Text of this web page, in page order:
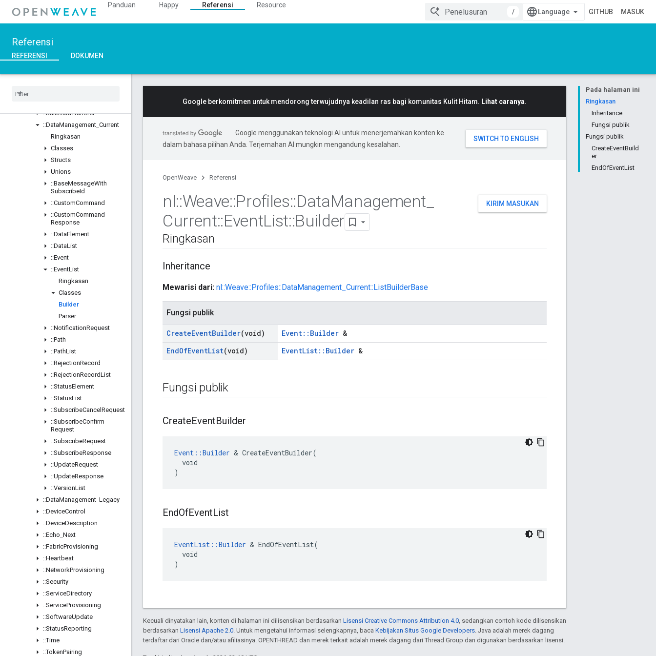
Panduan Happy Referensi
Resource
/
GITHUB MASUK
Referensi
REFERENSI DOKUMEN
::ASN1
::DeviceManager
::Profiles
::BulkDataTransfer
::DataManagement Current
Ringkasan
Classes
Structs
Unions
::BaseMessageWith
SubscribeId
::CustomCommand
::CustomCommand
Response
::DataElement
::DataList
::Event
::EventList
Ringkasan
Classes
Builder
Parser
::NotificationRequest
::Path
::PathList
::RejectionRecord
::RejectionRecordList
::StatusElement
::StatusList
::SubscribeCancel Request
::SubscribeConfirm
Request
::SubscribeRequest
::SubscribeResponse
::UpdateRequest
::UpdateResponse
::VersionList
::DataManagement Legacy
::DeviceControl
::DeviceDescription
::Echo Next
::FabricProvisioning
::Heartbeat
::NetworkProvisioning
::Security
::ServiceDirectory
::ServiceProvisioning
::SoftwareUpdate
::StatusReporting
::Time
::TokenPairing
Pada halaman ini
Ringkasan
Inheritance
Fungsi publik
Fungsi publik
CreateEventBuild
er
EndOfEventList
Google berkomitmen untuk mendorong terwujudnya keadilan ras bagi komunitas Kulit Hitam. Lihat caranya.
Google menggunakan teknologi AI untuk menerjemahkan konten ke
dalam bahasa pilihan Anda. Terjemahan AI mungkin mengandung kesalahan.
OpenWeave Referensi
KIRIM MASUKAN
nl::Weave::Profiles::DataManagement
Current::EventList::Builder
Ringkasan
Inheritance
Mewarisi dari: nl::Weave::Profiles::DataManagement_Current::ListBuilderBase
Fungsi publik
CreateEventBuilder(void) Event::Builder &
EndOfEventList(void) EventList::Builder &
Fungsi publik
CreateEventBuilder
Event::Builder & CreateEventBuilder(
  void
)
EndOfEventList
EventList::Builder & EndOfEventList(
  void
)
Kecuali dinyatakan lain, konten di halaman ini dilisensikan berdasarkan Lisensi Creative Commons Attribution 4.0, sedangkan contoh kode dilisensikan
berdasarkan Lisensi Apache 2.0. Untuk mengetahui informasi selengkapnya, baca Kebijakan Situs Google Developers. Java adalah merek dagang
terdaftar dari Oracle dan/atau afiliasinya. OPENTHREAD dan merek terkait adalah merek dagang dari Thread Group dan digunakan berdasarkan lisensi.